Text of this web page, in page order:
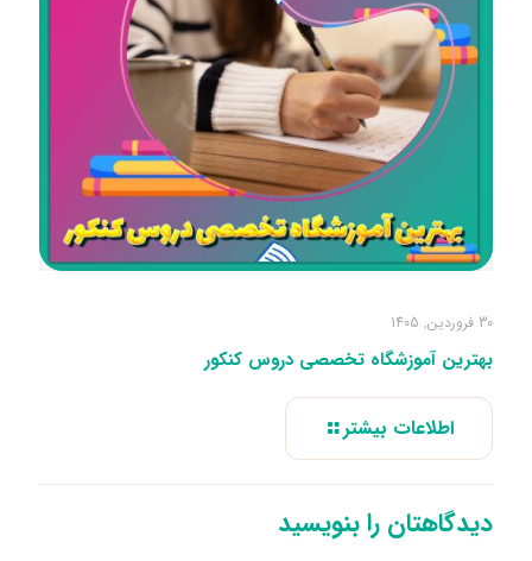
30 فروردین, 1405
بهترین آموزشگاه تخصصی دروس کنکور
اطلاعات بیشتر
دیدگاهتان را بنویسید